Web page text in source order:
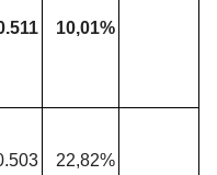
10,01%
22,82%